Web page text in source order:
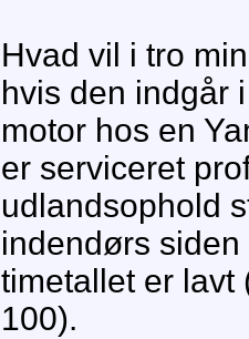
Hvad vil i tro
hvis den indgår
motor hos en
er serviceret
udlandsophold
indendørs
timetallet er lavt
100).